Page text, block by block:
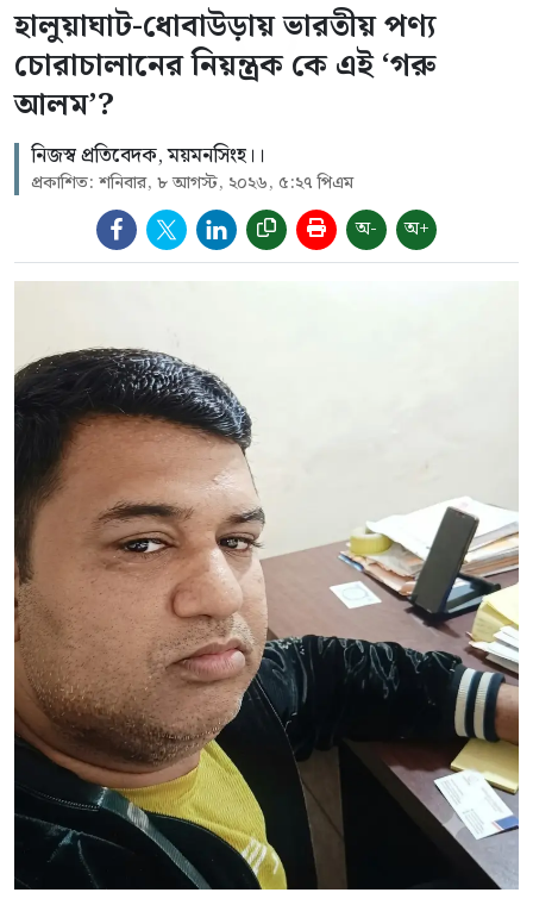
হালুয়াঘাট-ধোবাউড়ায় ভারতীয় পণ্য
চোরাচালানের নিয়ন্ত্রক কে এই ‘গরু
আলম’?
নিজস্ব প্রতিবেদক, ময়মনসিংহ।।
প্রকাশিত: শনিবার, ৮ আগস্ট, ২০২৬, ৫:২৭ পিএম
অ- অ+